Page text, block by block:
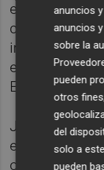
estará
con sus
inversión
euros será
Europa.
Jesús
envasa todas
obtenidas en
anuncios
anuncios
sobre la
pueden
otros
del
solo a
pueden